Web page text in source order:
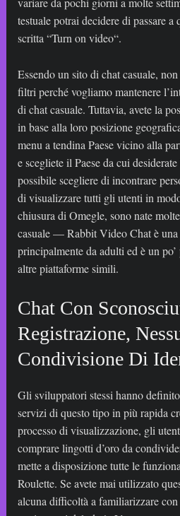
testuale potrai decidere di passare
scritta “Turn on video“.
Essendo un sito di chat casuale,
filtri perché vogliamo mantenere
di chat casuale. Tuttavia, avete la
in base alla loro posizione
menu a tendina Paese vicino alla
e scegliete il Paese da cui
possibile scegliere di incontrare
di visualizzare tutti gli utenti in
chiusura di Omegle, sono nate
casuale — Rabbit Video Chat è
principalmente da adulti ed è un
altre piattaforme simili.
Chat Con
Registrazione,
Condivisione Di
Gli sviluppatori stessi hanno
servizi di questo tipo in più rapida
processo di visualizzazione, gli
comprare lingotti d’oro da
mette a disposizione tutte le
Roulette. Se avete mai utilizzato
alcuna difficoltà a familiarizzare